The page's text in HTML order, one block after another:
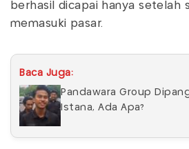
berhasil dicapai hanya setelah
memasuki pasar.
Baca Juga:
Pandawara Group
Istana, Ada Apa?